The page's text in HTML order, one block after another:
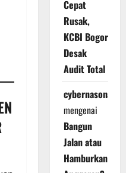
Cepat
Rusak,
KCBI Bogor
Desak
Audit Total
cybernasonal
mengenai
Bangun
Jalan atau
Hamburkan